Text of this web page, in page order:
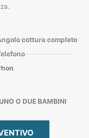
cottura completo
O DUE BAMBINI